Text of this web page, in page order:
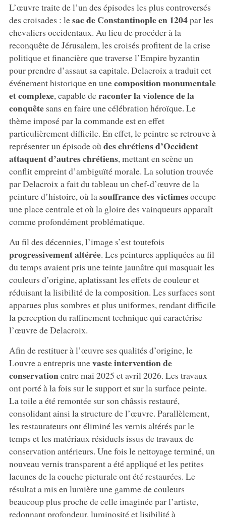
L’œuvre traite de l’un des épisodes les plus controversés
des croisades : lesac de Constantinople en 1204par les
chevaliers occidentaux. Au lieu de procéder à la
reconquête de Jérusalem, les croisés profitent de la crise
politique et financière que traverse l’Empire byzantin
pour prendre d’assaut sa capitale. Delacroix a traduit cet
événement historique en unecomposition monumentale
et complexe, capable deraconter la violence de la
conquêtesans en faire une célébration héroïque. Le
thème imposé par la commande est en effet
particulièrement difficile. En effet, le peintre se retrouve à
représenter un épisode oùdes chrétiens d’Occident
attaquent d’autres chrétiens, mettant en scène un
conflit empreint d’ambiguïté morale. La solution trouvée
par Delacroix a fait du tableau un chef-d’œuvre de la
peinture d’histoire, où lasouffrance des victimesoccupe
une place centrale et où la gloire des vainqueurs apparaît
comme profondément problématique.
Au fil des décennies, l’image s’est toutefois
progressivement altérée. Les peintures appliquées au fil
du temps avaient pris une teinte jaunâtre qui masquait les
couleurs d’origine, aplatissant les effets de couleur et
réduisant la lisibilité de la composition. Les surfaces sont
apparues plus sombres et plus uniformes, rendant difficile
la perception du raffinement technique qui caractérise
l’œuvre de Delacroix.
Afin de restituer à l’œuvre ses qualités d’origine, le
Louvre a entrepris unevaste intervention de
conservationentre mai 2025 et avril 2026. Les travaux
ont porté à la fois sur le support et sur la surface peinte.
La toile a été remontée sur son châssis restauré,
consolidant ainsi la structure de l’œuvre. Parallèlement,
les restaurateurs ont éliminé les vernis altérés par le
temps et les matériaux résiduels issus de travaux de
conservation antérieurs. Une fois le nettoyage terminé, un
nouveau vernis transparent a été appliqué et les petites
lacunes de la couche picturale ont été restaurées. Le
résultat a mis en lumière une gamme de couleurs
beaucoup plus proche de celle imaginée par l’artiste,
redonnant profondeur, luminosité et lisibilité à